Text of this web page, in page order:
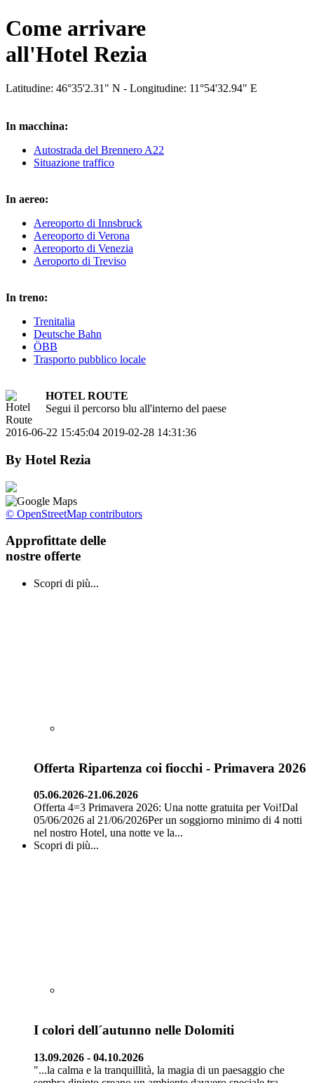
Come arrivare
all'Hotel Rezia
Latitudine: 46°35'2.31" N - Longitudine: 11°54'32.94" E
In macchina:
Autostrada del Brennero A22
Situazione traffico
In aereo:
Aereoporto di Innsbruck
Aereoporto di Verona
Aereoporto di Venezia
Aeroporto di Treviso
In treno:
Trenitalia
Deutsche Bahn
ÖBB
Trasporto pubblico locale
HOTEL ROUTE
Segui il percorso blu all'interno del paese
2016-06-22 15:45:04 2019-02-28 14:31:36
By Hotel Rezia
© OpenStreetMap contributors
Approfittate delle
nostre offerte
Scopri di più...
Offerta Ripartenza coi fiocchi - Primavera 2026
05.06.2026-21.06.2026
Offerta 4=3 Primavera 2026: Una notte gratuita per Voi!Dal
05/06/2026 al 21/06/2026Per un soggiorno minimo di 4 notti
nel nostro Hotel, una notte ve la...
Scopri di più...
I colori dell´autunno nelle Dolomiti
13.09.2026 - 04.10.2026
"...la calma e la tranquillità, la magia di un paesaggio che